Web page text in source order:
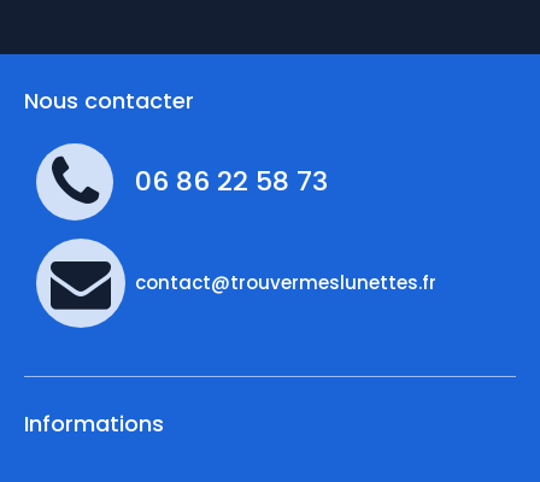
Nous contacter
06 86 22 58 73
contact@trouvermeslunettes.fr
Informations